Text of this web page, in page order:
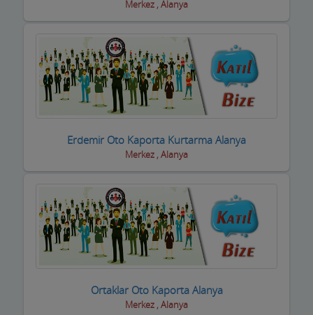
Hamamlar / Spa ve Masaj salonları
Hastane ve Sağlık Kuruluşları
Havuz ve Kimyasalları
Hediyelik Eşya Firmaları
Hırdavatçılar ve Nalburiye
Hububatçılar
Hurdacılar
iç Giyim ve Mayo
ilaçlama Firmaları
Merkez , Alanya
Erdemir Oto Kaporta Kurtarma Alanya
Merkez , Alanya
Ortaklar Oto Kaporta Alanya
Merkez , Alanya